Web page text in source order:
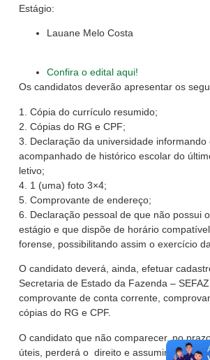
Estágio:
Lauane Melo Costa
Confira o edital aqui!
Os candidatos deverão apresentar os
1. Cópia do currículo resumido;
2. Cópias do RG e CPF;
3. Declaração da universidade informando
acompanhado de histórico escolar do
letivo;
4. 1 (uma) foto 3×4;
5. Comprovante de endereço;
6. Declaração pessoal de que não possui
estágio e que dispõe de horário
forense, possibilitando assim o exercício
O candidato deverá, ainda, efetuar
Secretaria de Estado da Fazenda –
comprovante de conta corrente,
cópias do RG e CPF.
O candidato que não comparecer, no
úteis, perderá o direito e assumir a vaga,